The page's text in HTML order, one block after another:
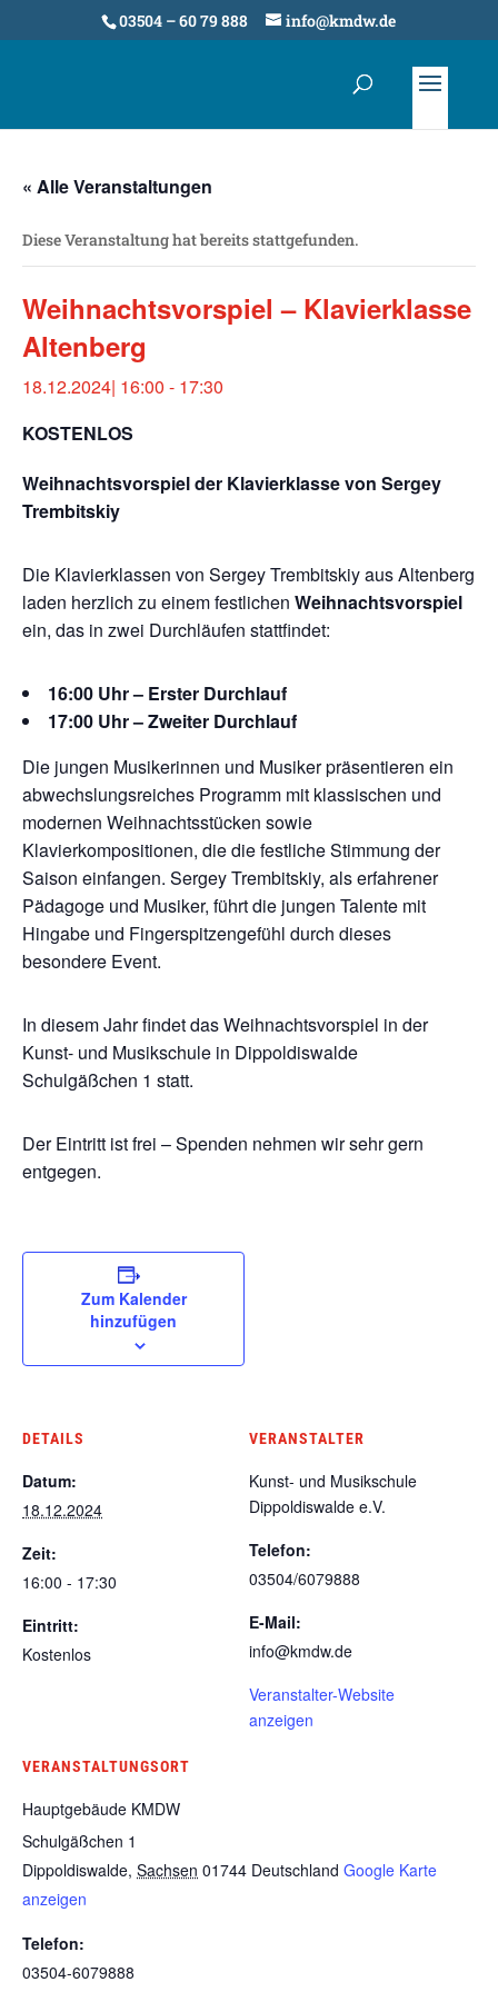
03504 – 60 79 888 info@kmdw.de
« Alle Veranstaltungen
Diese Veranstaltung hat bereits stattgefunden.
Weihnachtsvorspiel – Klavierklasse
Altenberg
18.12.2024| 16:00 - 17:30
KOSTENLOS
Weihnachtsvorspiel der Klavierklasse von Sergey
Trembitskiy
Die Klavierklassen von Sergey Trembitskiy aus Altenberg
laden herzlich zu einem festlichen Weihnachtsvorspiel
ein, das in zwei Durchläufen stattfindet:
16:00 Uhr – Erster Durchlauf
17:00 Uhr – Zweiter Durchlauf
Die jungen Musikerinnen und Musiker präsentieren ein
abwechslungsreiches Programm mit klassischen und
modernen Weihnachtsstücken sowie
Klavierkompositionen, die die festliche Stimmung der
Saison einfangen. Sergey Trembitskiy, als erfahrener
Pädagoge und Musiker, führt die jungen Talente mit
Hingabe und Fingerspitzengefühl durch dieses
besondere Event.
In diesem Jahr findet das Weihnachtsvorspiel in der
Kunst- und Musikschule in Dippoldiswalde
Schulgäßchen 1 statt.
Der Eintritt ist frei – Spenden nehmen wir sehr gern
entgegen.
Zum Kalender
hinzufügen
DETAILS
Datum:
18.12.2024
Zeit:
16:00 - 17:30
Eintritt:
Kostenlos
VERANSTALTUNGSORT
Hauptgebäude KMDW
Schulgäßchen 1
Dippoldiswalde, Sachsen 01744 Deutschland Google Karte
anzeigen
Telefon:
03504-6079888
VERANSTALTER
Kunst- und Musikschule
Dippoldiswalde e.V.
Telefon:
03504/6079888
E-Mail:
info@kmdw.de
Veranstalter-Website
anzeigen